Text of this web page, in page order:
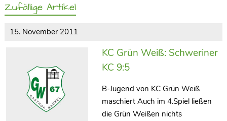
Zufällige Artikel
15. November 2011
KC Grün Weiß: Schweriner
KC 9:5
B-Jugend von KC Grün Weiß
maschiert Auch im 4.Spiel ließen
die Grün Weißen nichts